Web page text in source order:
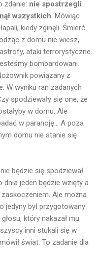
zdanie: nie spostrzegli
wszystkich. Mówiąc
kiedy zginęli. Śmierć
z domu nie wiesz,
ataki terrorystyczne.
bombardowani.
powiązany z
W wyniku ran zadanych
spodziewały się one, że
w domu. Ale
w paranoję... A poza
domu nie stanie się
będzie się spodziewał
jeden będzie wzięty a
Ale można
jedyny był przygotowany
który nakazał mu
inni stukali się w
świat. To zadanie dla